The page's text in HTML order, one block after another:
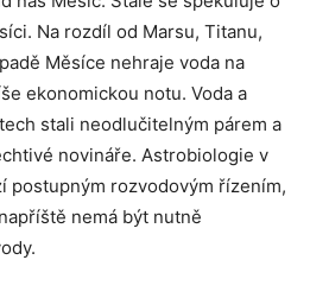
Na rozdíl od Marsu, Titanu,
Měsíce nehraje voda na
ekonomickou notu. Voda a
stali neodlučitelným párem a
novináře. Astrobiologie v
postupným rozvodovým řízením,
nemá být nutně